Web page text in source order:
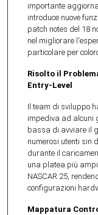
importante
introduce nuove
patch notes del 18
nel migliorare
particolare per
Risolto il
Entry-Level
Il team di sviluppo
impediva ad alcuni
bassa di avviare il
numerosi utenti sin
durante il
una platea più
NASCAR 25,
configurazioni
Mappatura